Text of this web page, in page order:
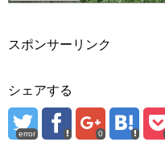
スポンサーリンク
シェアする
error 0